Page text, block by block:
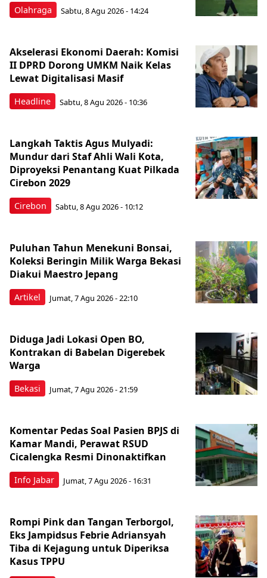
Olahraga Sabtu, 8 Agu 2026 - 14:24
Headline
Akselerasi Ekonomi Daerah: Komisi
II DPRD Dorong UMKM Naik Kelas
Lewat Digitalisasi Masif
Sabtu, 8 Agu 2026 - 10:36
Cirebon
Langkah Taktis Agus Mulyadi:
Mundur dari Staf Ahli Wali Kota,
Diproyeksi Penantang Kuat Pilkada
Cirebon 2029
Sabtu, 8 Agu 2026 - 10:12
Artikel
Puluhan Tahun Menekuni Bonsai,
Koleksi Beringin Milik Warga Bekasi
Diakui Maestro Jepang
Jumat, 7 Agu 2026 - 22:10
Bekasi
Diduga Jadi Lokasi Open BO,
Kontrakan di Babelan Digerebek
Warga
Jumat, 7 Agu 2026 - 21:59
Info Jabar
Komentar Pedas Soal Pasien BPJS di
Kamar Mandi, Perawat RSUD
Cicalengka Resmi Dinonaktifkan
Jumat, 7 Agu 2026 - 16:31
Rompi Pink dan Tangan Terborgol,
Eks Jampidsus Febrie Adriansyah
Tiba di Kejagung untuk Diperiksa
Kasus TPPU